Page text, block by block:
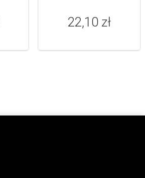
22,10 zł